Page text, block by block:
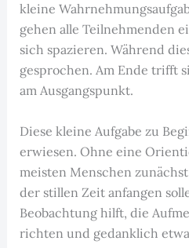
kleine
gehen alle Teilnehmenden
sich spazieren. Während
gesprochen. Am Ende trifft
am Ausgangspunkt.
Diese kleine Aufgabe zu
erwiesen. Ohne eine
meisten Menschen
der stillen Zeit anfangen
Beobachtung hilft, die
richten und gedanklich